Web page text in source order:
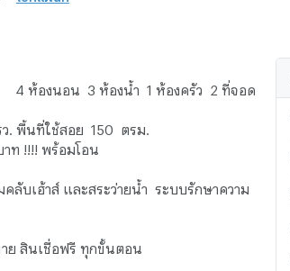
4 ห้องนอน 3 ห้องน้ำ 1 ห้องครัว 2 ที่จอด
พื้นที่ใช้สอย 150 ตรม.
ท !!!! พร้อมโอน
คลับเฮ้าส์ และสระว่ายน้ำ ระบบรักษาความ
ย สินเชื่อฟรี ทุกขั้นตอน